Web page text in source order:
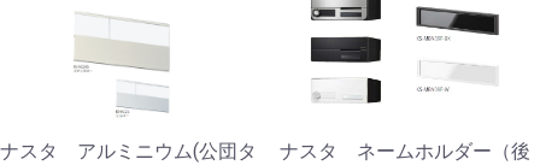
ナスタ アルミニウム(公団タ
ナスタ ネームホルダー（後